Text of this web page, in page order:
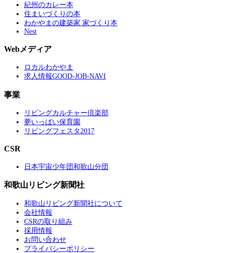
紀州のカレー本
住まいづくりの本
わかやまの建築家 家づくり本
Nest
Webメディア
ロカルわかやま
求人情報GOOD-JOB-NAVI
事業
リビングカルチャー倶楽部
夢いっぱい保育園
リビングフェスタ2017
CSR
日本宇宙少年団和歌山分団
和歌山リビング新聞社
和歌山リビング新聞社について
会社情報
CSRの取り組み
採用情報
お問い合わせ
プライバシーポリシー